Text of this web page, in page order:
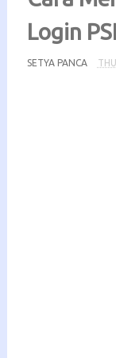
Login
SETYA PANCA